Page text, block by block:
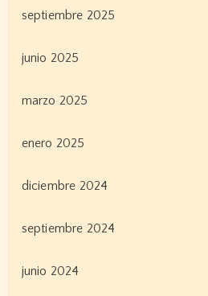
septiembre 2025
junio 2025
marzo 2025
enero 2025
diciembre 2024
septiembre 2024
junio 2024